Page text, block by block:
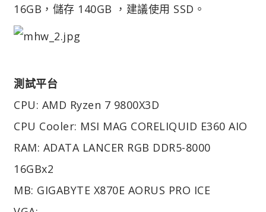
16GB，儲存 140GB ，建議使用 SSD。
測試平台
CPU: AMD Ryzen 7 9800X3D
CPU Cooler: MSI MAG CORELIQUID E360 AIO
RAM: ADATA LANCER RGB DDR5-8000
16GBx2
MB: GIGABYTE X870E AORUS PRO ICE